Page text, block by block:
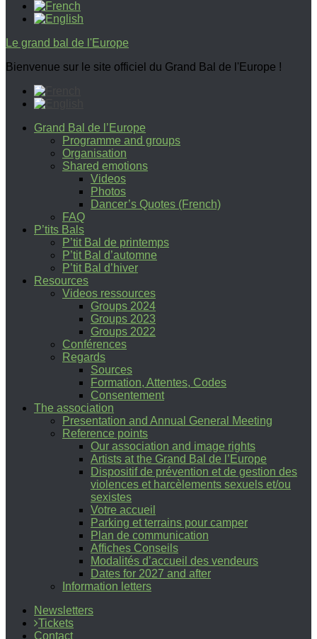
Le grand bal de l'Europe
Bienvenue sur le site officiel du Grand Bal de l'Europe !
Grand Bal de l’Europe
Programme and groups
Organisation
Shared emotions
Videos
Photos
Dancer’s Quotes (French)
FAQ
P’tits Bals
P’tit Bal de printemps
P’tit Bal d’automne
P’tit Bal d’hiver
Resources
Videos ressources
Groups 2024
Groups 2023
Groups 2022
Conférences
Regards
Sources
Formation, Attentes, Codes
Consentement
The association
Presentation and Annual General Meeting
Reference points
Our association and image rights
Artists at the Grand Bal de l’Europe
Dispositif de prévention et de gestion des
violences et harcèlements sexuels et/ou
sexistes
Votre accueil
Parking et terrains pour camper
Plan de communication
Affiches Conseils
Modalités d’accueil des vendeurs
Dates for 2027 and after
Information letters
Newsletters
Tickets
Contact